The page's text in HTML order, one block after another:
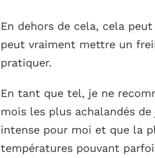
En dehors de cela, cela
peut vraiment mettre un
pratiquer.
En tant que tel, je ne
mois les plus achalandés
intense pour moi et que la
températures pouvant